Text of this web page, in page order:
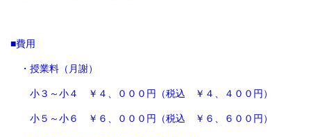
■費用
・授業料（月謝）
小３～小４ ￥４、０００円（税込 ￥４、４００円）
小５～小６ ￥６、０００円（税込 ￥６、６００円）